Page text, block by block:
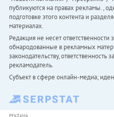
публикуются на правах рекламы. ,
подготовке этого контента и
материалах.
Редакция не несет
обнародованные в рекламных
законодательству,
рекламодатель.
Субъект в сфере онлайн-медиа;
РЕКЛАМА